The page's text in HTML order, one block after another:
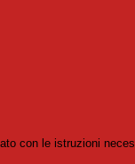
con le istruzioni